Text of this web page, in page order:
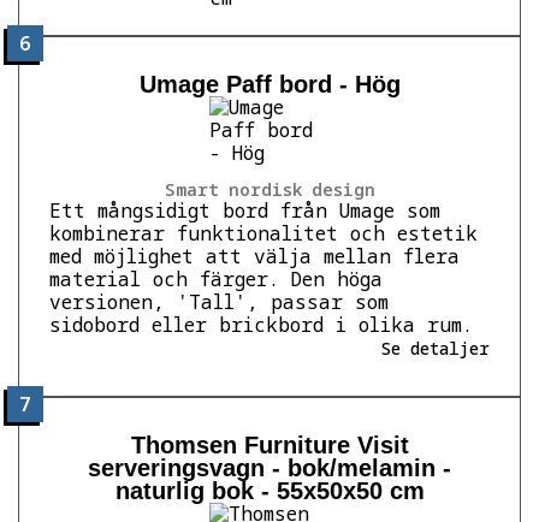
6
Smart nordisk design
Umage Paff bord - Hög
Ett mångsidigt bord från Umage som
kombinerar funktionalitet och estetik
med möjlighet att välja mellan flera
material och färger. Den höga
versionen, 'Tall', passar som
sidobord eller brickbord i olika rum.
Se detaljer
7
Thomsen Furniture Visit
serveringsvagn - bok/melamin -
naturlig bok - 55x50x50 cm